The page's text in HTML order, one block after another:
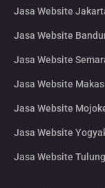
Jasa Website
Jasa Website
Jasa Website
Jasa Website
Jasa Website
Jasa Website
Jasa Website